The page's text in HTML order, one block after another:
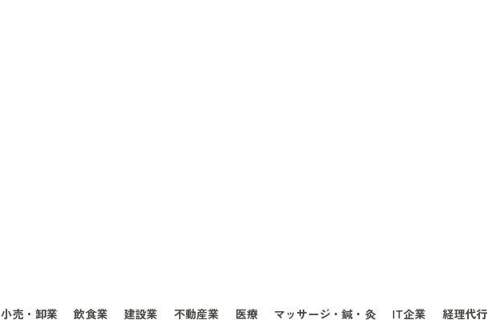
小売・卸業 飲食業 建設業 不動産業 医療 マッサージ・鍼・灸 IT企業 経理代行